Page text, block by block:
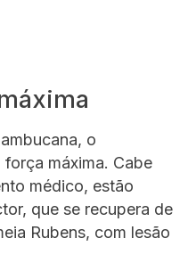
o
máxima. Cabe
médico, estão
que se recupera de
Rubens, com lesão